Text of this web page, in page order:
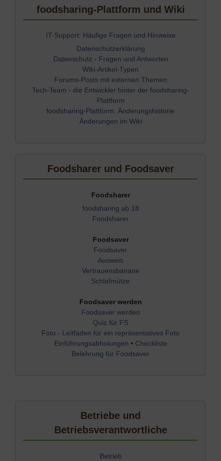
foodsharing-Plattform und Wiki
IT-Support: Häufige Fragen und Hinweise
Datenschutzerklärung
Datenschutz - Fragen und Antworten
Wiki-Artikel-Typen
Forums-Posts mit externen Themen
Tech-Team - die Entwickler hinter der foodsharing-
Plattform
foodsharing-Plattform: Änderungshistorie
Änderungen im Wiki
Foodsharer und Foodsaver
Foodsharer
foodsharing ab 18
Foodsharer
Foodsaver
Foodsaver
Ausweis
Vertrauensbanane
Schlafmütze
Foodsaver werden
Foodsaver werden
Quiz für FS
Foto - Leitfaden für ein repräsentatives Foto
Einführungsabholungen • Checkliste
Belehrung für Foodsaver
Betriebe und
Betriebsverantwortliche
Betrieb